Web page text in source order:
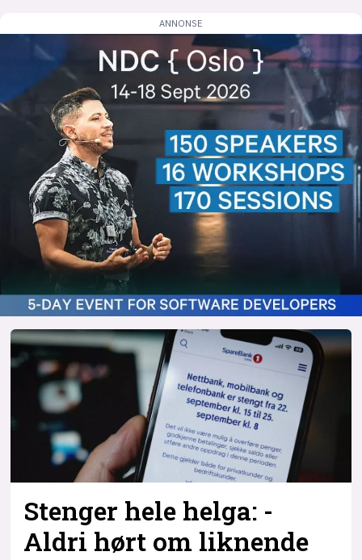
Stenger hele helga: -
Aldri hørt om liknende
lys modus
mørk modus
nyhetsbrev
kode24-klubben
LinkedIn
Bluesky
Facebook
annonsepriser
annonseguide
suksesshistorier
Bli firmapartner